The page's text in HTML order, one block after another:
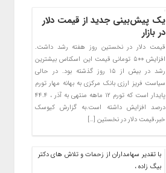
یک پیش‌بینی جدید از قیمت دلار
در بازار
قیمت دلار در نخستین روز هفته رشد داشت.
افزایش ۵۰۰ تومانی قیمت این اسکناس بیشترین
رشد در بیش از ۱۵ روز گذشته بود. در حالی
سیاست فریز ارزی بانک مرکزی به بهانه مهار تورم
پایدار است که تورم ۱۲ ماهه منتهی به آذر ، ۴۴.۴
درصد افزایش داشته است.به گزارش کیوسک
خبر،‌قیمت دلار در نخستین […]
با تقدیر سهامداران از زحمات و تلاش های دکتر
بیگ زاده ،